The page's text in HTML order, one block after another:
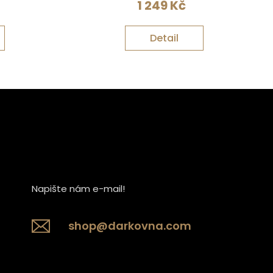
1 249Kč
Detail
Napište nám e-mail!
shop@darkovna.com